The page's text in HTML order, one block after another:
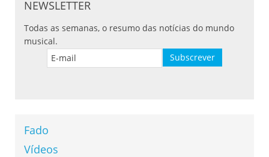
NEWSLETTER
Todas as semanas, o resumo das notícias do mundo
musical.
Fado
Vídeos